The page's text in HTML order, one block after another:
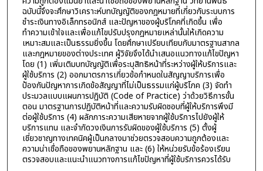
ฉบับนี้จึงจะศึกษาวิเคราะห์บทบัญญัติของกฎหมายที่เกี่ยวกับระบบการ
ชำระเงินทางอิเล็กทรอนิกส์ และปัญหาของผู้บริโภคที่เกิดขึ้น เพื่อ
ทำความเข้าใจและเพื่อแก้ไขปรับปรุงกฎหมายเหล่านั้นให้เกิดความ
เหมาะสมและเป็นธรรมยิ่งขึ้น โดยศึกษาเปรียบเทียบกับมาตรฐานสากล
และกฎหมายของต่างประเทศ ผู้วิจัยจึงได้นำเสนอแนวทางแก้ไขปัญหา
โดย (1) เพิ่มเติมบทบัญญัติเพื่อระบุสิทธิหน้าที่ระหว่างผู้ให้บริการและ
ผู้ใช้บริการ (2) ออกมาตรการเกี่ยวข้อกำหนดในสัญญาบริการเพื่อ
ป้องกันปัญหาการเกิดข้อสัญญาที่ไม่เป็นธรรมแก่ผู้บริโภค (3) จัดทำ
ประมวลแบบแผนการปฏิบัติ (Code of Practice) ว่าด้วยวิธีการขั้น
ตอน มาตรฐานการปฏิบัติหน้าที่และความรับผิดชอบที่ผู้ให้บริการพึงมี
ต่อผู้ใช้บริการ (4) ผลักภาระความเสียหายจากผู้ใช้บริการไปยังผู้ให้
บริการแทน และจำกัดวงเงินการรับผิดของผู้ใช้บริการ (5) ตั้งผู้
เชี่ยวชาญทางเทคนิคผู้เป็นกลางมาช่วยตรวจสอบความถูกต้องและ
ความน่าเชื่อถือของพยานหลักฐาน และ (6) ให้หน่วยรับข้อร้องเรียน
ตรวจสอบและแนะนำแนวทางการแก้ไขปัญหาที่ผู้ใช้บริการควรได้รับ